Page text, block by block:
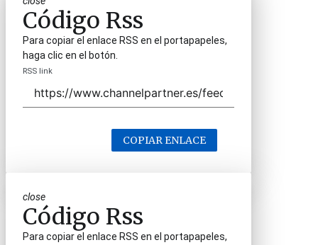
Código Rss
Para copiar el enlace RSS en el portapapeles,
haga clic en el botón.
RSS link
COPIAR ENLACE
close
Código Rss
Para copiar el enlace RSS en el portapapeles,